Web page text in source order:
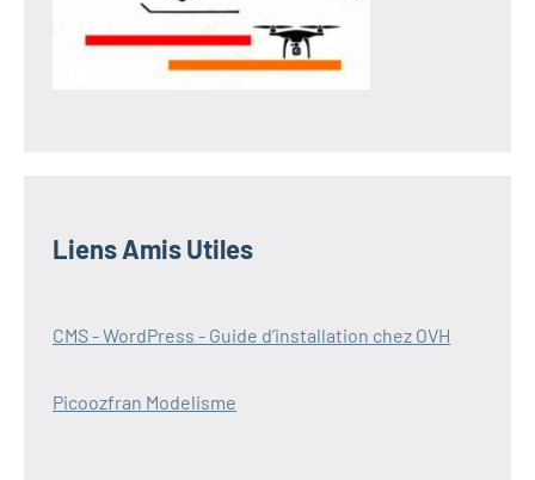
Liens Amis Utiles
CMS - WordPress - Guide d’installation chez OVH
Picoozfran Modelisme